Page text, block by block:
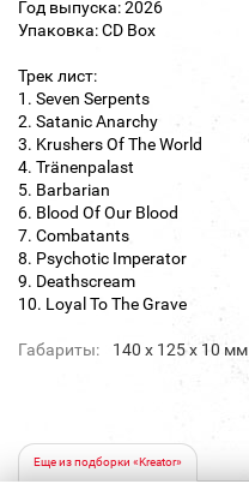
Год выпуска: 2026
Упаковка: CD Box
Трек лист:
1. Seven Serpents
2. Satanic Anarchy
3. Krushers Of The World
4. Tränenpalast
5. Barbarian
6. Blood Of Our Blood
7. Combatants
8. Psychotic Imperator
9. Deathscream
10. Loyal To The Grave
Габариты: 140 х 125 х 10 мм
Еще из подборки «Kreator»